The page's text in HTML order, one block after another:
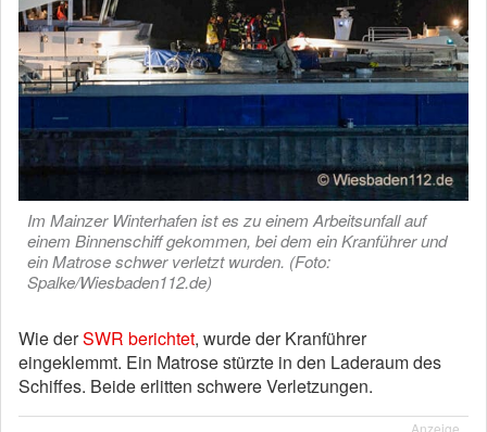
Im Mainzer Winterhafen ist es zu einem Arbeitsunfall auf
einem Binnenschiff gekommen, bei dem ein Kranführer und
ein Matrose schwer verletzt wurden. (Foto:
Spalke/Wiesbaden112.de)
Wie derSWR berichtet, wurde der Kranführer
eingeklemmt. Ein Matrose stürzte in den Laderaum des
Schiffes. Beide erlitten schwere Verletzungen.
Anzeige